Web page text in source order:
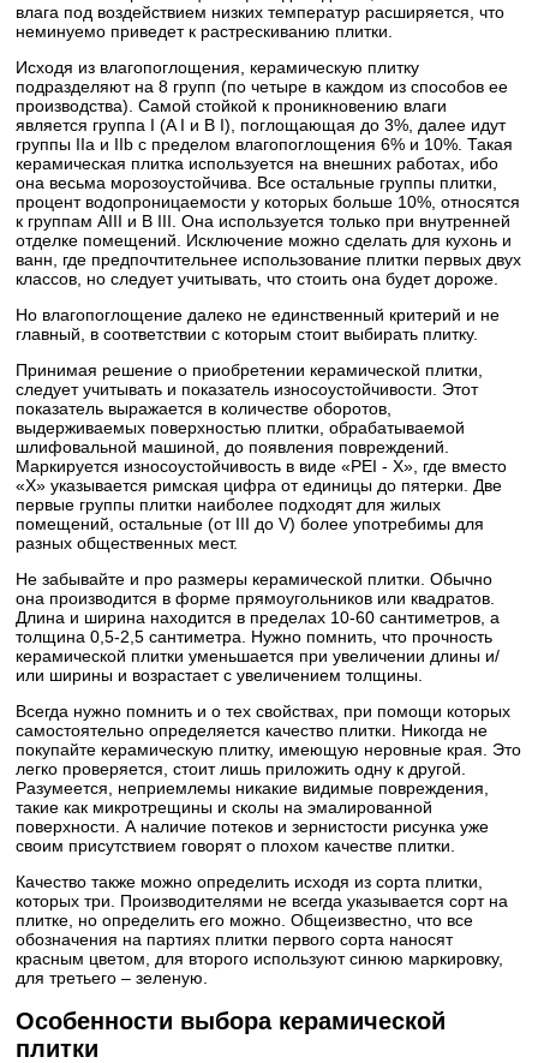
влага под воздействием низких температур расширяется, что
неминуемо приведет к растрескиванию плитки.
Исходя из влагопоглощения, керамическую плитку
подразделяют на 8 групп (по четыре в каждом из способов ее
производства). Самой стойкой к проникновению влаги
является группа I (A I и B I), поглощающая до 3%, далее идут
группы IIa и IIb с пределом влагопоглощения 6% и 10%. Такая
керамическая плитка используется на внешних работах, ибо
она весьма морозоустойчива. Все остальные группы плитки,
процент водопроницаемости у которых больше 10%, относятся
к группам АIII и В III. Она используется только при внутренней
отделке помещений. Исключение можно сделать для кухонь и
ванн, где предпочтительнее использование плитки первых двух
классов, но следует учитывать, что стоить она будет дороже.
Но влагопоглощение далеко не единственный критерий и не
главный, в соответствии с которым стоит выбирать плитку.
Принимая решение о приобретении керамической плитки,
следует учитывать и показатель износоустойчивости. Этот
показатель выражается в количестве оборотов,
выдерживаемых поверхностью плитки, обрабатываемой
шлифовальной машиной, до появления повреждений.
Маркируется износоустойчивость в виде «PEI - X», где вместо
«Х» указывается римская цифра от единицы до пятерки. Две
первые группы плитки наиболее подходят для жилых
помещений, остальные (от III до V) более употребимы для
разных общественных мест.
Не забывайте и про размеры керамической плитки. Обычно
она производится в форме прямоугольников или квадратов.
Длина и ширина находится в пределах 10-60 сантиметров, а
толщина 0,5-2,5 сантиметра. Нужно помнить, что прочность
керамической плитки уменьшается при увеличении длины и/
или ширины и возрастает с увеличением толщины.
Всегда нужно помнить и о тех свойствах, при помощи которых
самостоятельно определяется качество плитки. Никогда не
покупайте керамическую плитку, имеющую неровные края. Это
легко проверяется, стоит лишь приложить одну к другой.
Разумеется, неприемлемы никакие видимые повреждения,
такие как микротрещины и сколы на эмалированной
поверхности. А наличие потеков и зернистости рисунка уже
своим присутствием говорят о плохом качестве плитки.
Качество также можно определить исходя из сорта плитки,
которых три. Производителями не всегда указывается сорт на
плитке, но определить его можно. Общеизвестно, что все
обозначения на партиях плитки первого сорта наносят
красным цветом, для второго используют синюю маркировку,
для третьего – зеленую.
Особенности выбора керамической
плитки